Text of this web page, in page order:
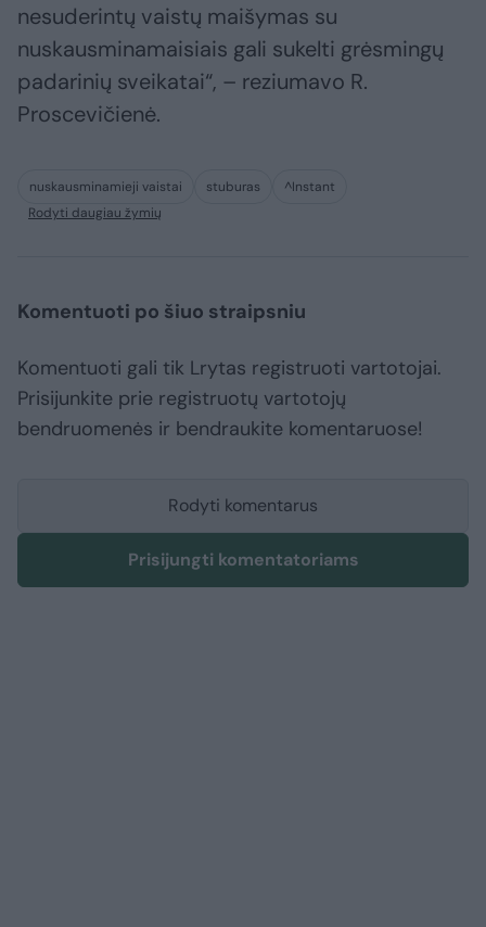
nesuderintų vaistų maišymas su
nuskausminamaisiais gali sukelti grėsmingų
padarinių sveikatai“, – reziumavo R.
Proscevičienė.
nuskausminamieji vaistai stuburas
^Instant
Rodyti daugiau žymių
Komentuoti po šiuo straipsniu
Komentuoti gali tik Lrytas registruoti vartotojai.
Prisijunkite prie registruotų vartotojų
bendruomenės ir bendraukite komentaruose!
Rodyti komentarus
Prisijungti komentatoriams